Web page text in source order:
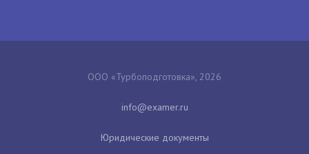
ООО «Турбоподготовка», 2026
Юридические документы